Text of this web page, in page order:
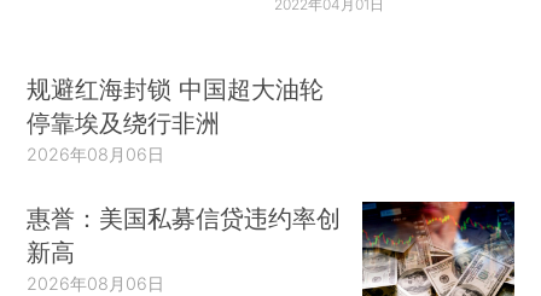
2022年04月01日
规避红海封锁 中国超大油轮
停靠埃及绕行非洲
2026年08月06日
惠誉：美国私募信贷违约率创
新高
2026年08月06日